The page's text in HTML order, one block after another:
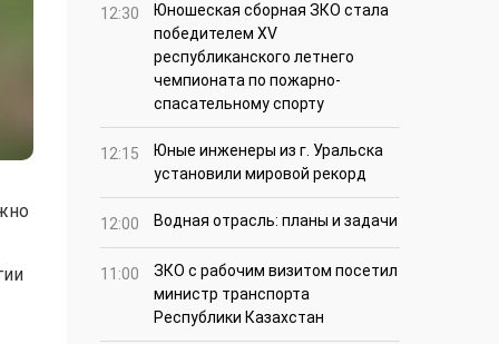
12:30
Юношеская сборная ЗКО стала
победителем XV
республиканского летнего
чемпионата по пожарно-
спасательному спорту
12:15
Юные инженеры из г. Уральска
установили мировой рекорд
12:00 Водная отрасль: планы и задачи
11:00
ЗКО с рабочим визитом посетил
министр транспорта
Республики Казахстан